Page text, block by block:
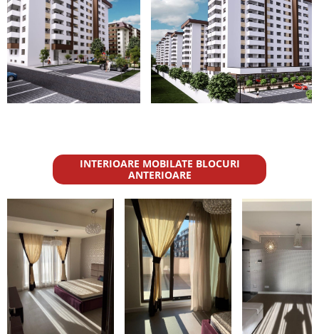
INTERIOARE MOBILATE BLOCURI
ANTERIOARE